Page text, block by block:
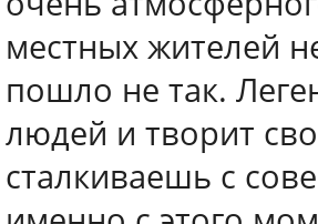
местных жителей
пошло не так.
людей и творит
сталкиваешь с